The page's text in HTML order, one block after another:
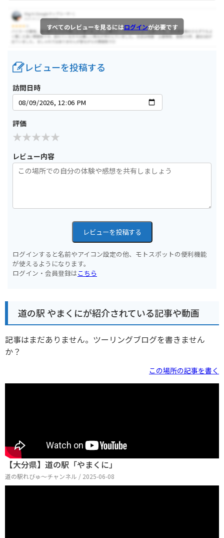
すべてのレビューを見るにはログインが必要です
レビューを投稿する
訪問日時
評価
レビュー内容
レビューを投稿する
ログインすると名前やアイコン設定の他、モトスポットの便利機能
が使えるようになります。
ログイン・会員登録はこちら
道の駅 やまくにが紹介されている記事や動画
記事はまだありません。ツーリングブログを書きません
か？
この場所の記事を書く
【大分県】道の駅「やまくに」
道の駅れびゅ〜チャンネル / 2025-06-08